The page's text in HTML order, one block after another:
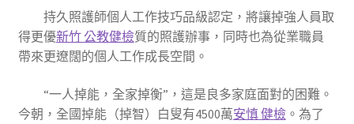
持久照護師個人工作技巧品級認定，將讓掉強人員取
得更優新竹 公教健檢質的照護辦事，同時也為從業職員
帶來更遼闊的個人工作成長空間。
“一人掉能，全家掉衡”，這是良多家庭面對的困難。
今朝，全國掉能（掉智）白叟有4500萬安慎 健檢。為了